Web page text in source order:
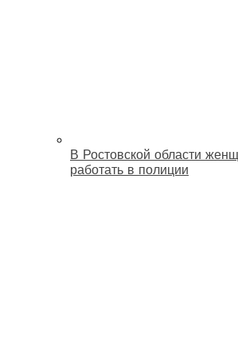
В Ростовской области
работать в полиции